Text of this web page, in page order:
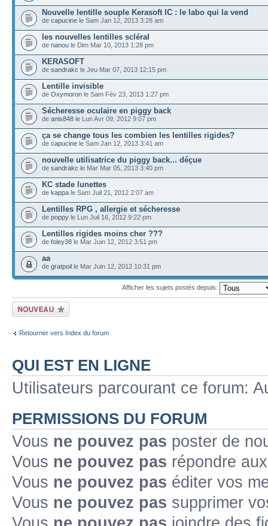
Nouvelle lentille souple Kerasoft IC : le labo qui la vend
de capucine le Sam Jan 12, 2013 3:28 am
les nouvelles lentilles scléral
de nanou le Dim Mar 10, 2013 1:28 pm
KERASOFT
de sandrakc le Jeu Mar 07, 2013 12:15 pm
Lentille invisible
de Oxymoron le Sam Fév 23, 2013 1:27 pm
Sécheresse oculaire en piggy back
de anis848 le Lun Avr 09, 2012 9:07 pm
ça se change tous les combien les lentilles rigides?
de capucine le Sam Jan 12, 2013 3:41 am
nouvelle utilisatrice du piggy back... déçue
de sandrakc le Mar Mar 05, 2013 3:40 pm
KC stade lunettes
de kappa le Sam Juil 21, 2012 2:07 am
Lentilles RPG , allergie et sécheresse
de poppy le Lun Juil 16, 2012 9:22 pm
Lentilles rigides moins cher ???
de foley38 le Mar Juin 12, 2012 3:51 pm
aa
de gratpoil le Mar Juin 12, 2012 10:31 pm
Afficher les sujets postés depuis:
Ecrire un nouveau
sujet
Retourner vers Index du forum
QUI EST EN LIGNE
Utilisateurs parcourant ce forum:
PERMISSIONS DU FORUM
Vous ne pouvez pas poster de
Vous ne pouvez pas répondre
Vous ne pouvez pas éditer vos
Vous ne pouvez pas supprimer